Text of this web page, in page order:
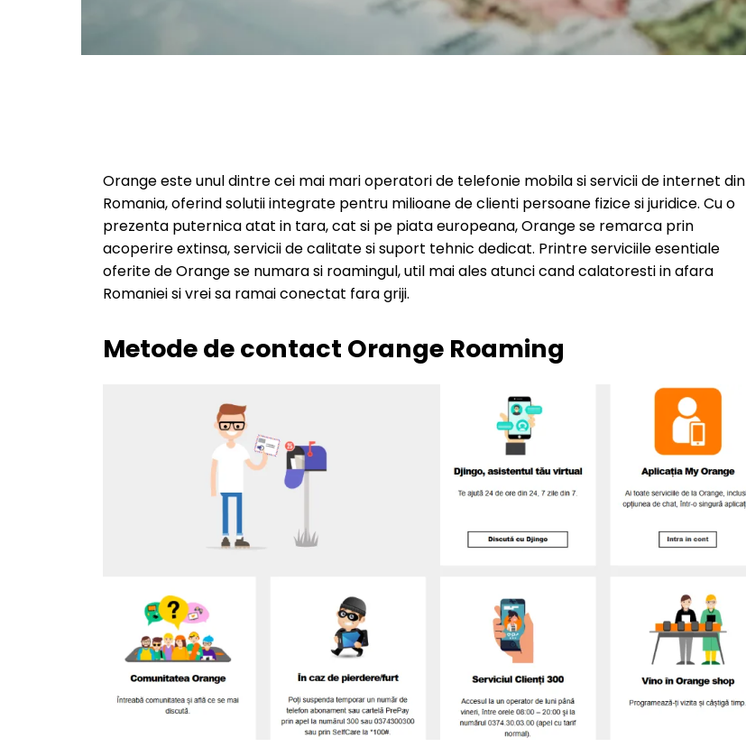
Orange este unul dintre cei mai mari operatori de telefonie mobila si servicii de internet din
Romania, oferind solutii integrate pentru milioane de clienti persoane fizice si juridice. Cu o
prezenta puternica atat in tara, cat si pe piata europeana, Orange se remarca prin
acoperire extinsa, servicii de calitate si suport tehnic dedicat. Printre serviciile esentiale
oferite de Orange se numara si roamingul, util mai ales atunci cand calatoresti in afara
Romaniei si vrei sa ramai conectat fara griji.
Metode de contact Orange Roaming